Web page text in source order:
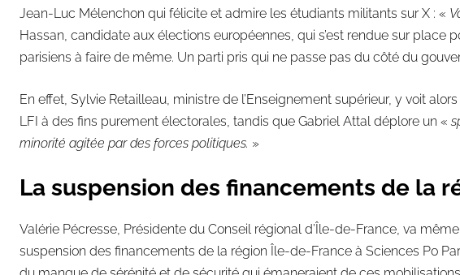
Jean-Luc Mélenchon qui félicite et admire les étudiants militants sur X : «
Hassan, candidate aux élections européennes, qui s’est rendue sur place
parisiens à faire de même. Un parti pris qui ne passe pas du côté du
En effet, Sylvie Retailleau, ministre de l’Enseignement supérieur, y voit
LFI à des fins purement électorales, tandis que Gabriel Attal déplore un «
minorité agitée par des forces politiques. »
La suspension des financements de la
Valérie Pécresse, Présidente du Conseil régional d’Île-de-France, va
suspension des financements de la région Île-de-France à Sciences Po